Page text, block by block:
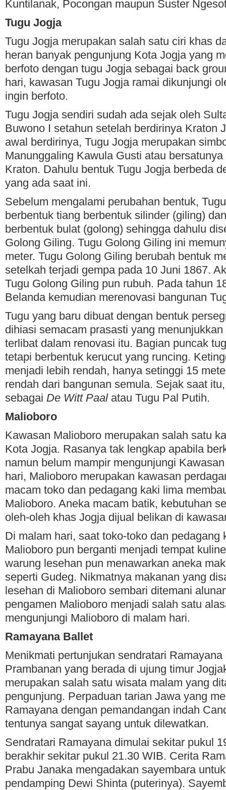
Kuntilanak, Pocongan maupun Suster
Tugu Jogja
Tugu Jogja merupakan salah satu ciri khas
heran banyak pengunjung Kota Jogja yang
berfoto dengan tugu Jogja sebagai back
hari, kawasan Tugu Jogja ramai dikunjungi
ingin berfoto.
Tugu Jogja sendiri sudah ada sejak oleh
Buwono I setahun setelah berdirinya Kraton
awal berdirinya, Tugu Jogja merupakan
Manunggaling Kawula Gusti atau
Kraton. Dahulu bentuk Tugu Jogja berbeda
yang ada saat ini.
Sebelum mengalami perubahan bentuk,
berbentuk tiang berbentuk silinder (giling)
berbentuk bulat (golong) sehingga dahulu
Golong Giling. Tugu Golong Giling ini
meter. Tugu Golong Giling berubah bentuk
setelkah terjadi gempa pada 10 Juni 1867.
Tugu Golong Giling pun rubuh. Pada tahun
Belanda kemudian merenovasi bangunan
Tugu yang baru dibuat dengan bentuk
dihiasi semacam prasasti yang
terlibat dalam renovasi itu. Bagian puncak
tetapi berbentuk kerucut yang runcing.
menjadi lebih rendah, hanya setinggi 15
rendah dari bangunan semula. Sejak saat
sebagai De Witt Paalatau Tugu Pal Putih.
Malioboro
Kawasan Malioboro merupakan salah satu
Kota Jogja. Rasanya tak lengkap apabila
namun belum mampir mengunjungi
hari, Malioboro merupakan kawasan
macam toko dan pedagang kaki lima
Malioboro. Aneka macam batik, kebutuhan
oleh-oleh khas Jogja dijual belikan di
Di malam hari, saat toko-toko dan pedagang
Malioboro pun berganti menjadi tempat
warung lesehan pun menawarkan aneka
seperti Gudeg. Nikmatnya makanan yang
lesehan di Malioboro sembari ditemani
pengamen Malioboro menjadi salah satu
mengunjungi Malioboro di malam hari.
Ramayana Ballet
Menikmati pertunjukan sendratari
Prambanan yang berada di ujung timur
merupakan salah satu wisata malam yang
pengunjung. Perpaduan tarian Jawa yang
Ramayana dengan pemandangan indah
tentunya sangat sayang untuk dilewatkan.
Sendratari Ramayana dimulai sekitar pukul
berakhir sekitar pukul 21.30 WIB. Cerita
Prabu Janaka mengadakan sayembara
pendamping Dewi Shinta (puterinya).